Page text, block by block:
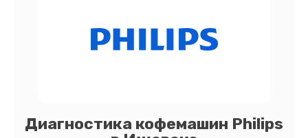
Диагностика кофемашин Philips